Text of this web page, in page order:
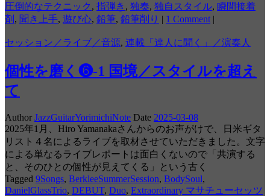
圧倒的なテクニック , 指弾き , 独奏, 独自スタイル, 瞬間接着
剤 , 聞き上手, 遊び心, 鉛筆, 鉛筆削り | 1 Comment |
セッション／ライブ／音源, 連載「達人に聞く」／演奏人
個性を磨く❻-1 国境／スタイルを超え
て
Author JazzGuitarYorimichiNote Date 2025-03-08
2025年1月、Hiro Yamanakaさんからのお声がけで、日米ギタ
リスト４名によるライブを取材させていただきました。文字
による単なるライブレポートは面白くないので「共演する
と、そのひとの個性が見えてくる」という古く
Tagged 9Songs, BerkleeSummerSession, BodySoul,
DanielGlassTrio, DEBUT, Duo, Extraordinary マサチューセッツ